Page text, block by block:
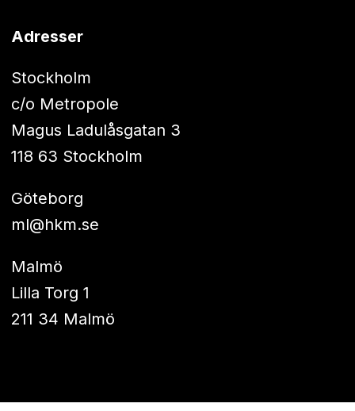
Adresser
Stockholm
c/o Metropole
Magus Ladulåsgatan 3
118 63 Stockholm
Göteborg
ml@hkm.se
Malmö
Lilla Torg 1
211 34 Malmö